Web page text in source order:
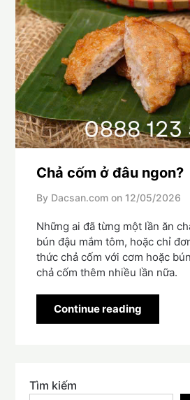
Chả cốm ở đâu ngon?
By Dacsan.com on 12/05/2026
Những ai đã từng một lần ăn
bún đậu mắm tôm, hoặc chỉ
thức chả cốm với cơm hoặc
chả cốm thêm nhiều lần nữa.
Continue reading
Tìm kiếm